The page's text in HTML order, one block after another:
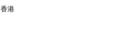
香港